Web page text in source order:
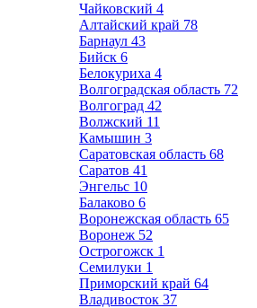
Чайковский 4
Алтайский край 78
Барнаул 43
Бийск 6
Белокуриха 4
Волгоградская область 72
Волгоград 42
Волжский 11
Камышин 3
Саратовская область 68
Саратов 41
Энгельс 10
Балаково 6
Воронежская область 65
Воронеж 52
Острогожск 1
Семилуки 1
Приморский край 64
Владивосток 37